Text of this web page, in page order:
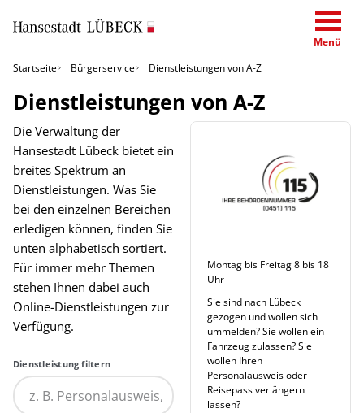
Menü
Startseite
Bürgerservice Dienstleistungen von A-Z
Dienstleistungen von A-Z
Die Verwaltung der
Hansestadt Lübeck bietet ein
breites Spektrum an
Dienstleistungen. Was Sie
bei den einzelnen Bereichen
erledigen können, finden Sie
unten alphabetisch sortiert.
Für immer mehr Themen
stehen Ihnen dabei auch
Online-Dienstleistungen zur
Verfügung.
Dienstleistung filtern
Montag bis Freitag 8 bis 18
Uhr
Sie sind nach Lübeck
gezogen und wollen sich
ummelden? Sie wollen ein
Fahrzeug zulassen? Sie
wollen Ihren
Personalausweis oder
Reisepass verlängern
lassen?